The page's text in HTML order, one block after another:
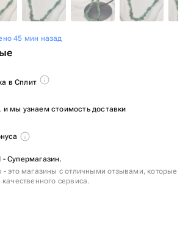
45 мин назад
в Сплит
, и мы узнаем стоимость доставки
- Супермагазин.
это магазины с отличными отзывами, которые
сервиса.